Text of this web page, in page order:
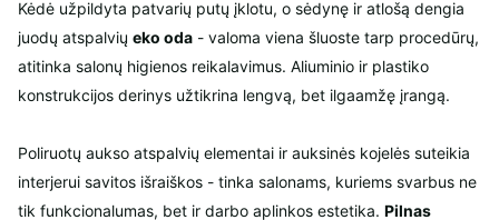
Kėdė užpildyta patvarių putų įklotu, o sėdynę ir atlošą dengia
juodų atspalvių eko oda - valoma viena šluoste tarp procedūrų,
atitinka salonų higienos reikalavimus. Aliuminio ir plastiko
konstrukcijos derinys užtikrina lengvą, bet ilgaamžę įrangą.
Poliruotų aukso atspalvių elementai ir auksinės kojelės suteikia
interjerui savitos išraiškos - tinka salonams, kuriems svarbus ne
tik funkcionalumas, bet ir darbo aplinkos estetika. Pilnas